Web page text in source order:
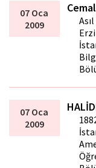
07 Oca
2009
07 Oca
2009